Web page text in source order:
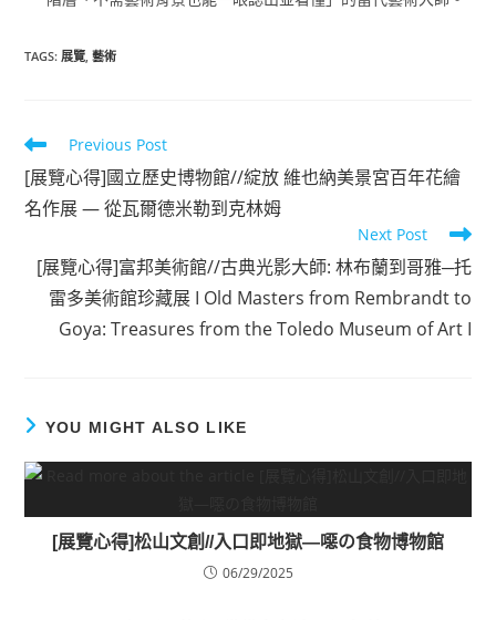
TAGS:展覽, 藝術
Read
more
articles
Previous Post
[展覽心得]國立歷史博物館//綻放 維也納美景宮百年花繪
名作展 — 從瓦爾德米勒到克林姆
Next Post
[展覽心得]富邦美術館//古典光影大師: 林布蘭到哥雅─托
雷多美術館珍藏展 I Old Masters from Rembrandt to
Goya: Treasures from the Toledo Museum of Art I
YOU MIGHT ALSO LIKE
[展覽心得]松山文創//入口即地獄—噁の食物博物館
06/29/2025